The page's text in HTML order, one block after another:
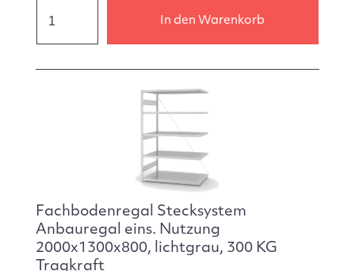
In den Warenkorb
Fachbodenregal Stecksystem
Anbauregal eins. Nutzung
2000x1300x800, lichtgrau, 300 KG
Tragkraft